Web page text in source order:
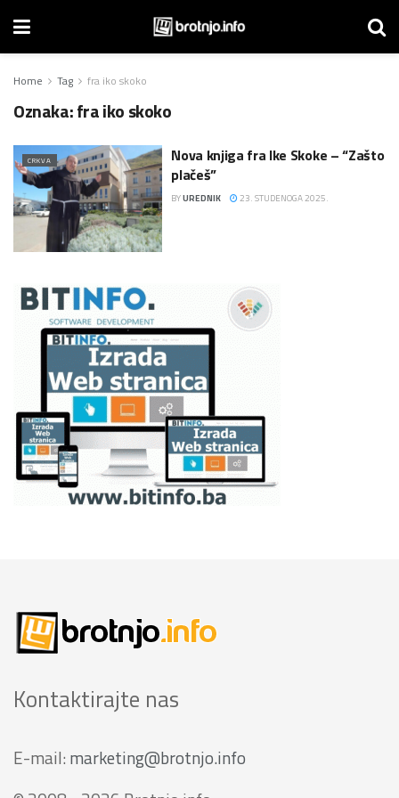
Home Tag fra iko skoko
Oznaka:fra iko skoko
CRKVA
Nova knjiga fra Ike Skoke – “Zašto
plačeš”
BYUREDNIK 23. STUDENOGA 2025.
Kontaktirajte nas
E-mail: marketing@brotnjo.info